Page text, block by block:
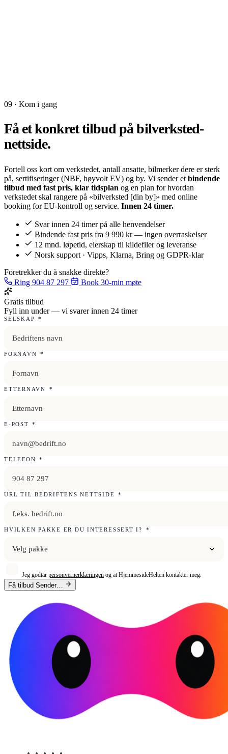
09 · Kom i gang
Få et konkret tilbud påbilverksted-
nettside.
Fortell oss kort om verkstedet, antall ansatte, bilmerker dere er sterk
på, sertifiseringer (NBF, høyvolt EV) og by. Vi sender et bindende
tilbud med fast pris, klar tidsplan og en plan for hvordan
verkstedet skal rangere på «bilverksted [din by]» med online
booking for EU-kontroll og service. Innen 24 timer.
Svar innen 24 timer på alle henvendelser
Bindende fast pris fra 9 990 kr — ingen overraskelser
12 mnd. løpetid, eierskap til kildefiler og leveranse
Norsk support · Vipps, Klarna, Bring og GDPR-klar
Foretrekker du å snakke direkte?
Ring 904 87 297
Book 30-min møte
Gratis tilbud
Fyll inn under — vi svarer innen 24 timer
SELSKAP *
FORNAVN *
ETTERNAVN *
E-POST *
TELEFON *
URL TIL BEDRIFTENS NETTSIDE *
HVILKEN PAKKE ER DU INTERESSERT I? *
Velg pakke
Jeg godtar personvernerklæringen og at HjemmesideHelten kontakter meg.
Få tilbud Sender…